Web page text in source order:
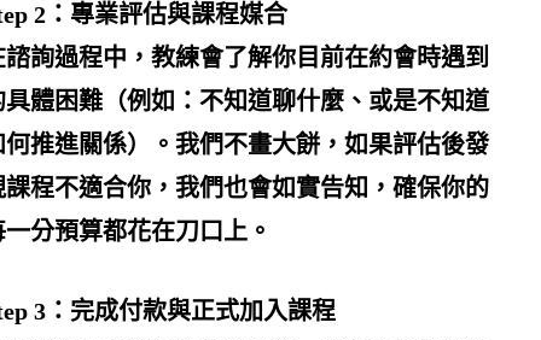
2：專業評估與課程媒合
諮詢過程中，教練會了解你目前在約會時遇到
具體困難（例如： 不知道聊什麼 、或是不知道
何推進關係）。我們不畫大餅，如果評估後發
課程不適合你，我們也會如實告知，確保你的
一分預算都花在刀口上。
3：完成付款與正式加入課程